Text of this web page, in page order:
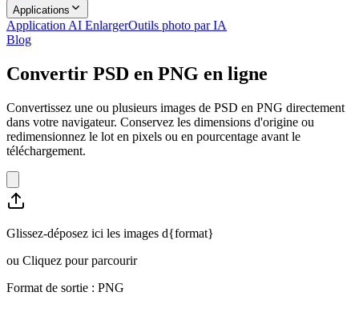
Applications
Application AI EnlargerOutils photo par IA
Blog
Convertir PSD en PNG en ligne
Convertissez une ou plusieurs images de PSD en PNG directement
dans votre navigateur. Conservez les dimensions d'origine ou
redimensionnez le lot en pixels ou en pourcentage avant le
téléchargement.
Glissez-déposez ici les images d{format}
ou Cliquez pour parcourir
Format de sortie : PNG